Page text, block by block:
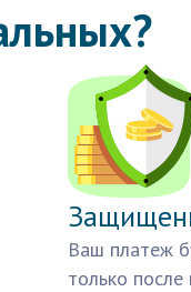
Ваш платеж
только